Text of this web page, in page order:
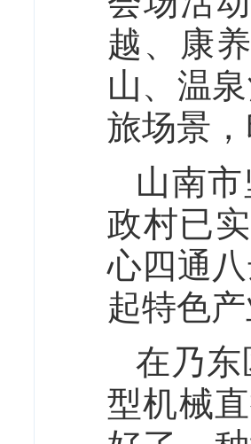
越、康
山、温
旅场景
山南
政村已
心四通
起特色
在乃东
型机械